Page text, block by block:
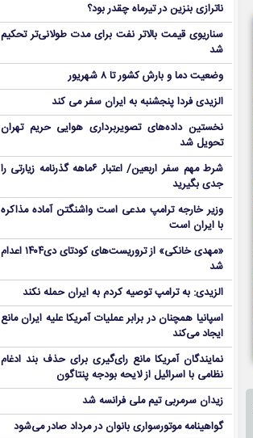
ناترازی بنزین در تیرماه چقدر بود؟
سناریوی قیمت بالاتر نفت برای مدت طولانی‌تر تحکیم
شد
وضعیت دما و بارش کشور تا ۸ شهریور
الزیدی فردا پنجشنبه به ایران سفر می کند
نخستین داده‌های تصویربرداری هوایی حریم تهران
تحویل شد
شرط مهم سفر اربعین/ اعتبار ۶ماهه گذرنامه زیارتی را
جدی بگیرید
وزیر خارجه ترامپ مدعی است واشنگتن آماده مذاکره
با ایران است
«مهدی خانکی» از تروریست‌های کودتای دی۱۴۰۴ اعدام
شد
الزیدی: به ترامپ توصیه کردم به ایران حمله نکند
اسپانیا همچنان در برابر عملیات آمریکا علیه ایران مانع
ایجاد می‌کند
نمایندگان آمریکا مانع رای‌گیری برای حذف بند ادغام
نظامی با اسرائیل از لایحه بودجه پنتاگون
زیدان سرمربی تیم ملی فرانسه شد
گواهینامه موتورسواری بانوان در مرداد صادر می‌شود